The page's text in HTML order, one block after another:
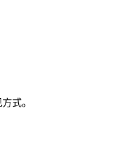
式。